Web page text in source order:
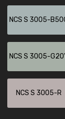
NCS S 3005-
NCS S 3005-
NCS S 3005-R